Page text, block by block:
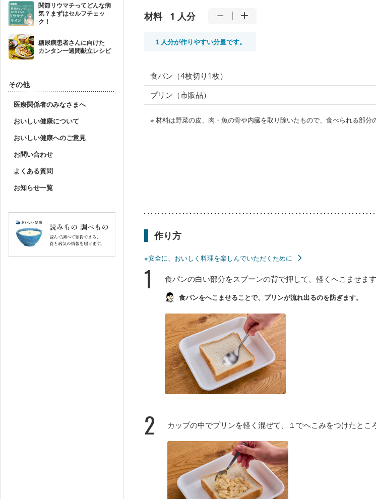
関節リウマチってどんな病
気？まずはセルフチェッ
ク！
糖尿病患者さんに向けた
カンタン一週間献立レシピ
その他
医療関係者のみなさまへ
おいしい健康について
おいしい健康へのご意見
お問い合わせ
よくある質問
お知らせ一覧
材料 1 人分
１人分が作りやすい分量です。
食パン（4枚切り1枚）
プリン（市販品）
※ 材料は野菜の皮、肉・魚の骨や内臓を取り除いたもので、食べられる部分
作り方
※安全に、おいしく料理を楽しんでいただくために
1 食パンの白い部分をスプーンの背で押して、軽くへこませます
食パンをへこませることで、プリンが流れ出るのを防ぎます。
2 カップの中でプリンを軽く混ぜて、１でへこみをつけたとこ